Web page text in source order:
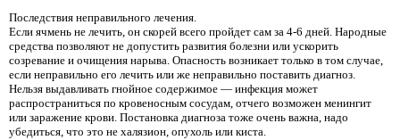
Последствия неправильного лечения.
Если ячмень не лечить, он скорей всего пройдет сам за 4-6 дней. Народные
средства позволяют не допустить развития болезни или ускорить
созревание и очищения нарыва. Опасность возникает только в том случае,
если неправильно его лечить или же неправильно поставить диагноз.
Нельзя выдавливать гнойное содержимое — инфекция может
распространиться по кровеносным сосудам, отчего возможен менингит
или заражение крови. Постановка диагноза тоже очень важна, надо
убедиться, что это не халязион, опухоль или киста.